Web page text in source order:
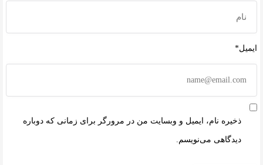
ایمیل*
ذخیره نام، ایمیل و وبسایت من در مرورگر برای زمانی که دوباره
دیدگاهی می‌نویسم.